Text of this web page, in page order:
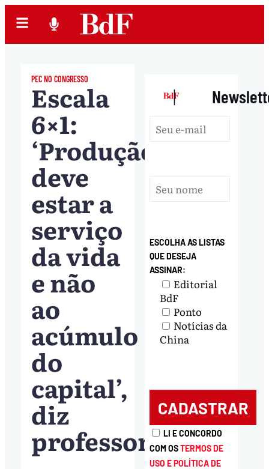
PEC NO CONGRESSO
Escala
6×1:
‘Produção
deve
estar a
serviço
da vida
e não
ao
acúmulo
do
capital’,
diz
professor
|
ESCOLHA AS LISTAS
QUE DESEJA
ASSINAR:
Editorial
BdF
Ponto
Notícias da
China
LI E CONCORDO
COM OSTERMOS DE
USO E POLÍTICA DE